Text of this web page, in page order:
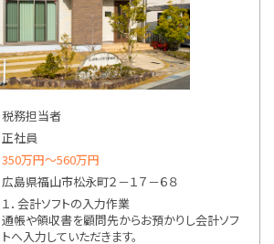
税務担当者
正社員
350万円〜560万円
広島県福山市松永町２－１７－６８
１．会計ソフトの入力作業
通帳や領収書を顧問先からお預かりし会計ソフ
トへ入力していただきます。